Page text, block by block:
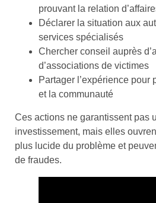
prouvant la relation
Déclarer la situation aux
services spécialisés
Chercher conseil auprès
d’associations de victimes
Partager l’expérience pour
et la communauté
Ces actions ne garantissent pas
investissement, mais elles
plus lucide du problème et
de fraudes.